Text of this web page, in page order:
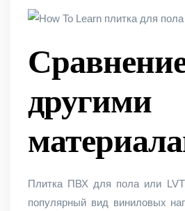
другими
Плитка ПВХ для пола или
популярный вид виниловых